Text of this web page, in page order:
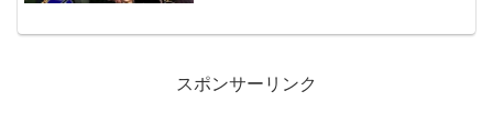
スポンサーリンク